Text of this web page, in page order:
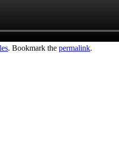
. Bookmark the permalink.